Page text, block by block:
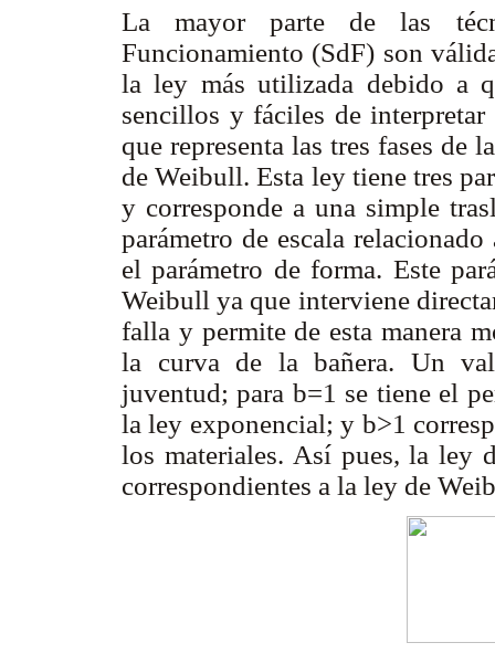
La mayor parte de las
Funcionamiento (SdF) son
la ley más utilizada debido a
sencillos y fáciles de
que representa las tres fases de
de Weibull. Esta ley tiene tres
y corresponde a una simple
parámetro de escala
el parámetro de forma. Este
Weibull ya que interviene
falla y permite de esta manera
la curva de la bañera. Un
juventud; para b=1 se tiene el
la ley exponencial; y b>1
los materiales. Así pues, la ley
correspondientes a la ley de